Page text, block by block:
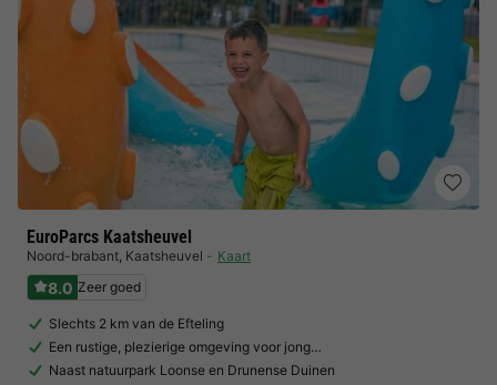
EuroParcs Kaatsheuvel
Noord-brabant, Kaatsheuvel Kaart
8.0 Zeer goed
Slechts 2 km van de Efteling
Een rustige, plezierige omgeving voor jong…
Naast natuurpark Loonse en Drunense Duinen